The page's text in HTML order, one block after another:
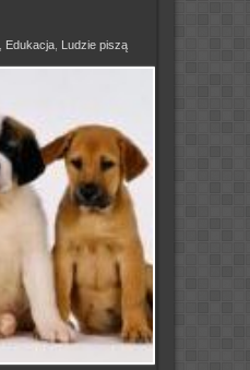
Edukacja, Ludzie piszą